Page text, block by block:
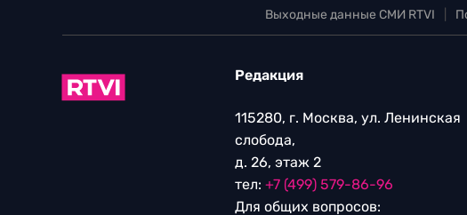
Выходные данные СМИ RTVI
Редакция
115280, г. Москва, ул. Ленинская
слобода,
д. 26, этаж 2
тел: +7 (499) 579-86-96
Для общих вопросов: